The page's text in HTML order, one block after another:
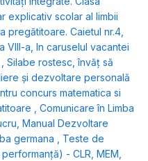
explicativ scolar al limbii
pregătitoare. Caietul nr.4
VIII-a In caruselul vacantei
Silabe rostesc, învăț să
și dezvoltare personală
concurs matematica si
Comunicare în Limba
Manual Dezvoltare
germana
Teste de
- CLR, MEM,